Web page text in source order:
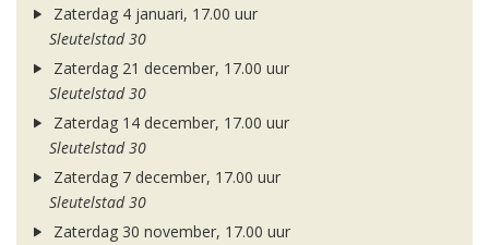
Zaterdag 4 januari, 17.00 uur
Sleutelstad 30
Zaterdag 21 december, 17.00 uur
Sleutelstad 30
Zaterdag 14 december, 17.00 uur
Sleutelstad 30
Zaterdag 7 december, 17.00 uur
Sleutelstad 30
Zaterdag 30 november, 17.00 uur